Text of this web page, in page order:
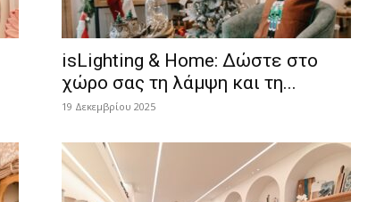
isLighting & Home: Δώστε στο
χώρο σας τη λάμψη και τη...
19 Δεκεμβρίου 2025